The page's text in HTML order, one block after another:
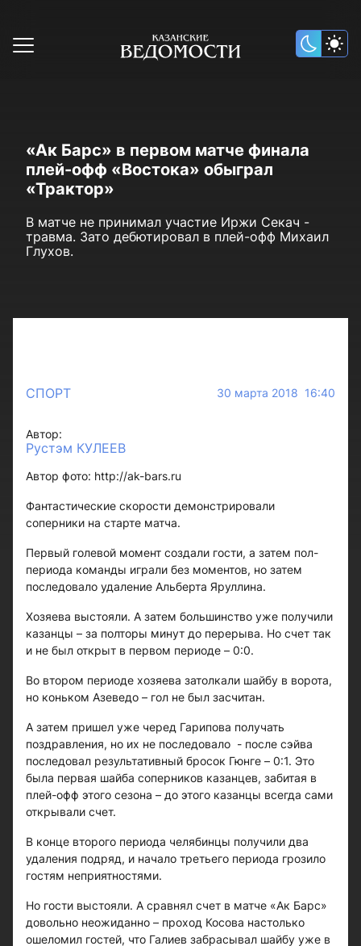
«Ак Барс» в первом матче финала
плей-офф «Востока» обыграл
«Трактор»
В матче не принимал участие Иржи Секач -
травма. Зато дебютировал в плей-офф Михаил
Глухов.
СПОРТ 30 марта 2018 16:40
Автор:
Рустэм КУЛЕЕВ
Автор фото: http://ak-bars.ru
Фантастические скорости демонстрировали
соперники на старте матча.
Первый голевой момент создали гости, а затем пол-
периода команды играли без моментов, но затем
последовало удаление Альберта Яруллина.
Хозяева выстояли. А затем большинство уже получили
казанцы – за полторы минут до перерыва. Но счет так
и не был открыт в первом периоде – 0:0.
Во втором периоде хозяева затолкали шайбу в ворота,
но коньком Азеведо – гол не был засчитан.
А затем пришел уже черед Гарипова получать
поздравления, но их не последовало - после сэйва
последовал результативный бросок Гюнге – 0:1. Это
была первая шайба соперников казанцев, забитая в
плей-офф этого сезона – до этого казанцы всегда сами
открывали счет.
В конце второго периода челябинцы получили два
удаления подряд, и начало третьего периода грозило
гостям неприятностями.
Но гости выстояли. А сравнял счет в матче «Ак Барс»
довольно неожиданно – проход Косова настолько
ошеломил гостей, что Галиев забрасывал шайбу уже в